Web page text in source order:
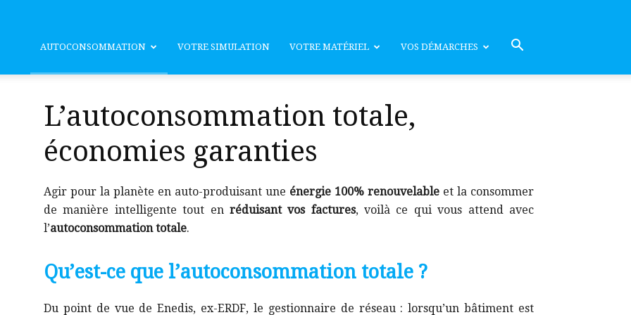
AUTOCONSOMMATION VOTRE SIMULATION VOTRE MATÉRIEL VOS DÉMARCHES
L’autoconsommation totale,
économies garanties
Agir pour la planète en auto-produisant une énergie 100% renouvelable et la consommer
de manière intelligente tout en réduisant vos factures, voilà ce qui vous attend avec
l’autoconsommation totale.
Qu’est-ce que l’autoconsommation totale ?
Du point de vue de Enedis, ex-ERDF, le gestionnaire de réseau : lorsqu’un bâtiment est